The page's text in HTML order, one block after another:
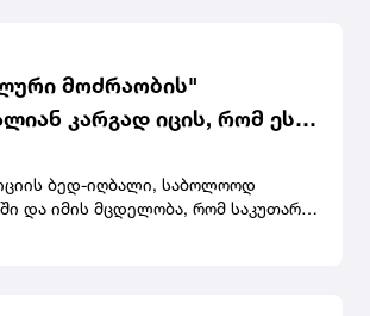
მოძრაობის"
კარგად იცის, რომ ეს
პოზიორობა საკუთარი
წინაშე"
ბედ-იღბალი, საბოლოოდ
და იმის მცდელობა, რომ საკუთარი